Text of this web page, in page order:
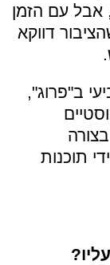
אבל עם הזמן
דווקא
ב"פרוג",
תוכנות